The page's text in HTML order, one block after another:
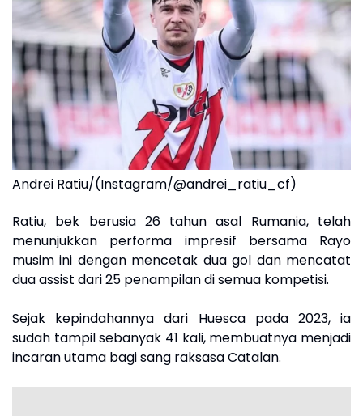
Andrei Ratiu/(Instagram/@andrei_ratiu_cf)
Ratiu, bek berusia 26 tahun asal Rumania, telah
menunjukkan performa impresif bersama Rayo
musim ini dengan mencetak dua gol dan mencatat
dua assist dari 25 penampilan di semua kompetisi.
Sejak kepindahannya dari Huesca pada 2023, ia
sudah tampil sebanyak 41 kali, membuatnya menjadi
incaran utama bagi sang raksasa Catalan.